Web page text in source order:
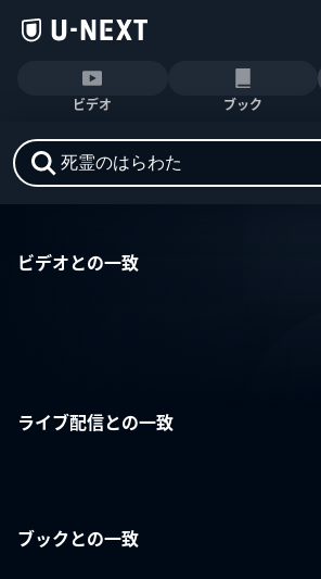
ビデオ ブック
ビデオとの一致
ライブ配信との一致
ブックとの一致